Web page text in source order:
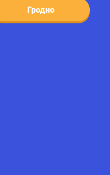
Гродно